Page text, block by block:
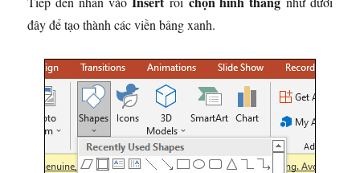
đây để tạo thành các viền bảng xanh.